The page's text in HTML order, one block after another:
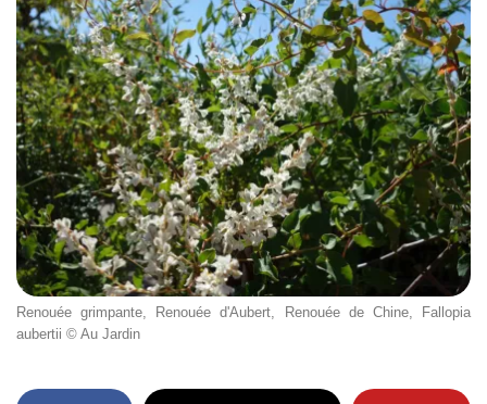
Renouée grimpante, Renouée d'Aubert, Renouée de Chine, Fallopia
aubertii © Au Jardin